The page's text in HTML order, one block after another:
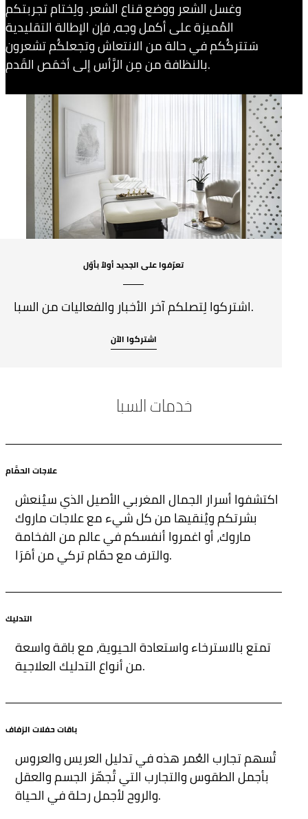
وغسل الشعر ووضع قناع الشعر. ولِختام تجربتكم
المُميزة على أكمل وجه، فإن الإطالة التقليدية
سَتتركُكم في حالة من الانتعاش وتجعلكُم تشعرون
بالنظافة من مِن الرَّأس إلى أخمَص القَدم.
تعرّفوا على الجديد أولاً بأوّل
اشتركوا لِتصلكم آخر الأخبار والفعاليات من السبا.
اشتركوا الآن
خدمات السبا
علاجات الحمَّام
اكتشفوا أسرار الجمال المغربي الأصيل الذي سيُنعش
بشرتكم ويُنقيها من كل شيء مع علاجات ماروك
ماروك، أو اغمروا أنفسكم في عالم من الفخامة
والترف مع حمّام تركي من أمَرَا.
التدليك
تمتع بالاسترخاء واستعادة الحيوية، مع باقة واسعة
من أنواع التدليك العلاجية.
باقات حفلات الزفاف
تُسهم تجارب العُمر هذه في تدليل العريس والعروس
بأجمل الطقوس والتجارب التي تُجهّز الجسم والعقل
والروح لأجمل رحلة في الحياة.